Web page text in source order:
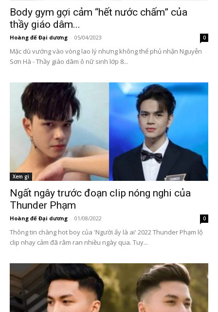
Body gym gợi cảm “hết nước chấm” của
thầy giáo dâm...
Hoàng đế Đại dương - 05/04/2023 0
Mặc dù vướng vào vòng lao lý nhưng không thể phủ nhận Nguyễn
Sơn Hà - Thầy giáo dâm ô nữ sinh lớp 8...
Xem gì
Ngất ngây trước đoạn clip nóng nghi của
Thunder Phạm
Hoàng đế Đại dương - 01/08/2022 0
Thông tin chàng hot boy của 'Người ấy là ai' 2022 Thunder Phạm lộ
clip nhạy cảm đã râm ran nhiều ngày qua. Tuy...